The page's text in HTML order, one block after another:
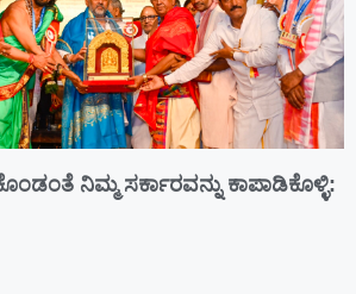
ನಿಮ್ಮ ಸರ್ಕಾರವನ್ನು ಕಾಪಾಡಿಕೊಳ್ಳಿ: